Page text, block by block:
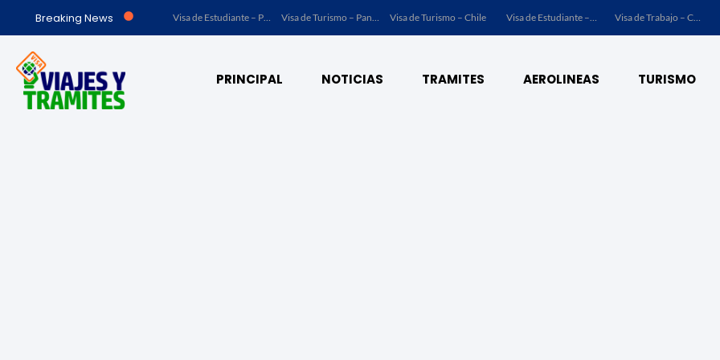
Breaking News Visa de Trabajo – Acuerdo Marrakech (Ley No. 23 de 15 de julio de 1997) – Panamá Visa de Estudiante – Panamá Visa de Turismo – Panamá Visa de Turismo – Chile Visa de Estudiante – Chile Visa de Trabajo – Chile
PRINCIPAL NOTICIAS TRAMITES AEROLINEAS TURISMO